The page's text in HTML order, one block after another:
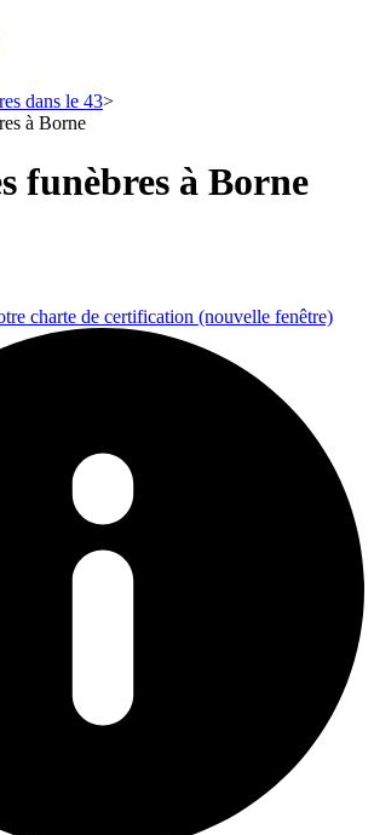
dans le 43
à Borne
funèbres à Borne
charte de certification (nouvelle fenêtre)